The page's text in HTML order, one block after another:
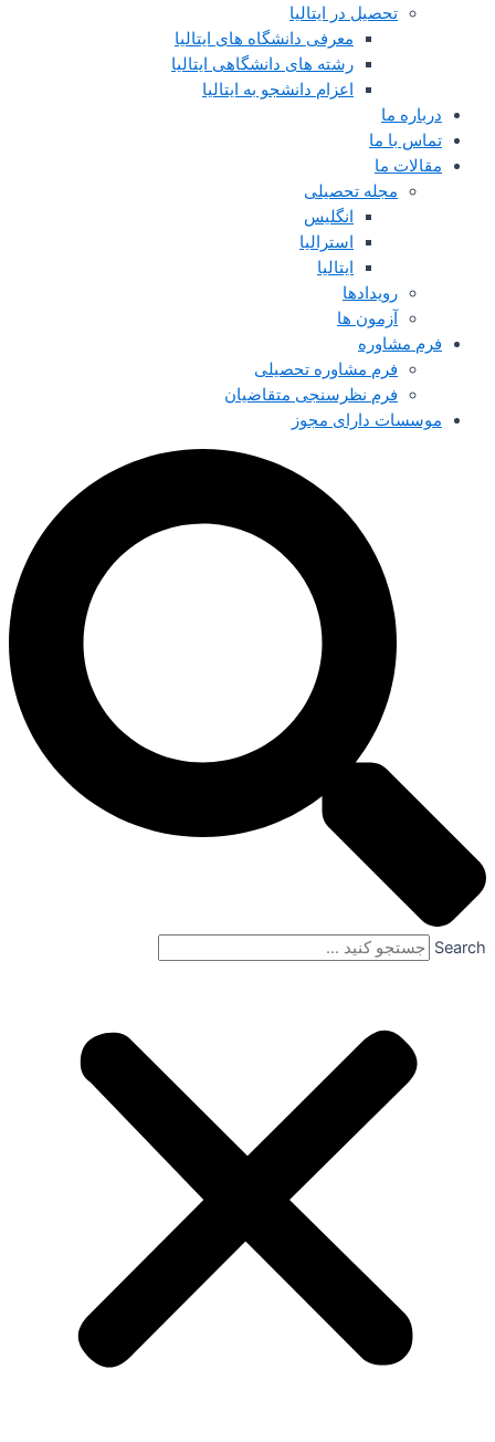
تحصیل در ایتالیا
معرفی دانشگاه های ایتالیا
رشته های دانشگاهی ایتالیا
اعزام دانشجو به ایتالیا
درباره ما
تماس با ما
مقالات ما
مجله تحصیلی
انگلیس
استرالیا
ایتالیا
رویدادها
آزمون ها
فرم مشاوره
فرم مشاوره تحصیلی
فرم نظرسنجی متقاضیان
موسسات دارای مجوز
Search